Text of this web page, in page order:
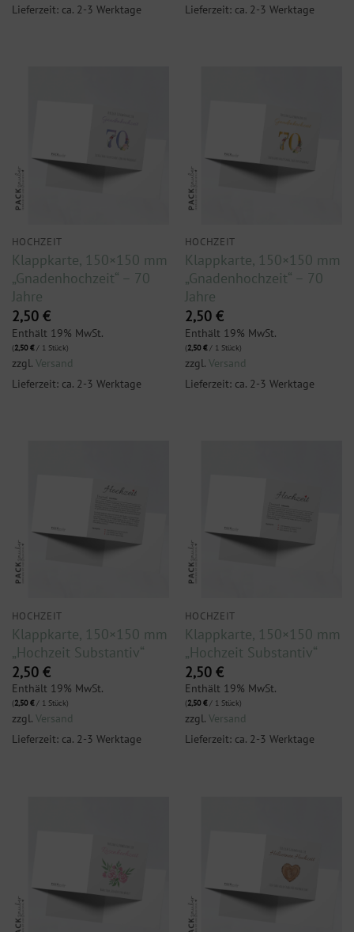
Lieferzeit: ca. 2-3 Werktage
Lieferzeit: ca. 2-3 Werktage
HOCHZEIT
Klappkarte, 150×150 mm
„Gnadenhochzeit“ – 70
Jahre
2,50 €
Enthält 19% MwSt.
(2,50€/ 1 Stück)
zzgl. Versand
Lieferzeit: ca. 2-3 Werktage
HOCHZEIT
Klappkarte, 150×150 mm
„Gnadenhochzeit“ – 70
Jahre
2,50 €
Enthält 19% MwSt.
(2,50€/ 1 Stück)
zzgl. Versand
Lieferzeit: ca. 2-3 Werktage
HOCHZEIT
Klappkarte, 150×150 mm
„Hochzeit Substantiv“
2,50 €
Enthält 19% MwSt.
(2,50€/ 1 Stück)
zzgl. Versand
Lieferzeit: ca. 2-3 Werktage
HOCHZEIT
Klappkarte, 150×150 mm
„Hochzeit Substantiv“
2,50 €
Enthält 19% MwSt.
(2,50€/ 1 Stück)
zzgl. Versand
Lieferzeit: ca. 2-3 Werktage